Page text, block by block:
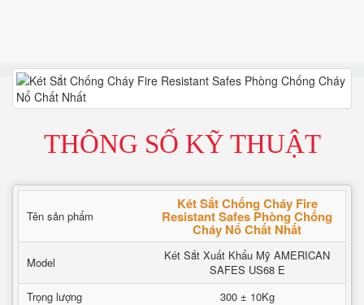
THÔNG SỐ KỸ THUẬT
Tên sản phẩm
Két Sắt Chống Cháy Fire
Resistant Safes Phòng Chống
Cháy Nổ Chất Nhất
Model
Két Sắt Xuất Khẩu Mỹ AMERICAN
SAFES US68 E
Trọng lượng
300 ± 10Kg